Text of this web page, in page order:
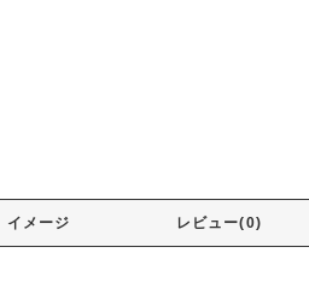
イメージ レビュー(0)